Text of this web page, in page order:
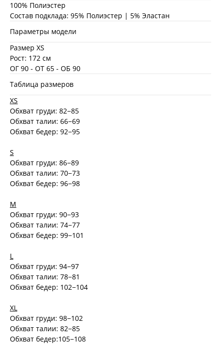
100% Полиэстер
Состав подклада: 95% Полиэстер | 5% Эластан
Параметры модели
Размер XS
Рост: 172 см
ОГ 90 - ОТ 65 - ОБ 90
Таблица размеров
XS
Обхват груди: 82−85
Обхват талии: 66−69
Обхват бедер: 92−95
S
Обхват груди: 86−89
Обхват талии: 70−73
Обхват бедер: 96−98
M
Обхват груди: 90−93
Обхват талии: 74−77
Обхват бедер: 99−101
L
Обхват груди: 94−97
Обхват талии: 78−81
Обхват бедер: 102−104
XL
Обхват груди: 98−102
Обхват талии: 82−85
Обхват бедер:105−108